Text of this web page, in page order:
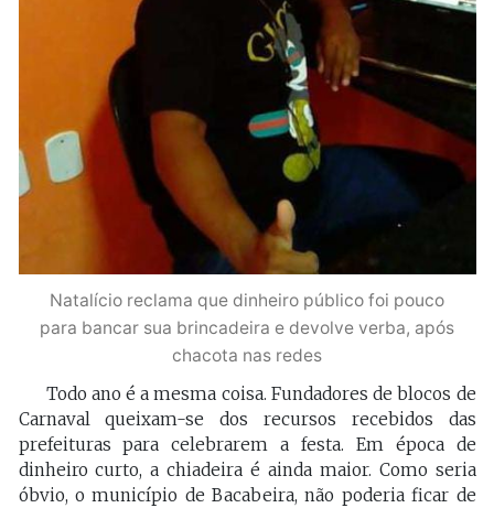
Natalício reclama que dinheiro público foi pouco
para bancar sua brincadeira e devolve verba, após
chacota nas redes
Todo ano é a mesma coisa. Fundadores de blocos de
Carnaval queixam-se dos recursos recebidos das
prefeituras para celebrarem a festa. Em época de
dinheiro curto, a chiadeira é ainda maior. Como seria
óbvio, o município de Bacabeira, não poderia ficar de